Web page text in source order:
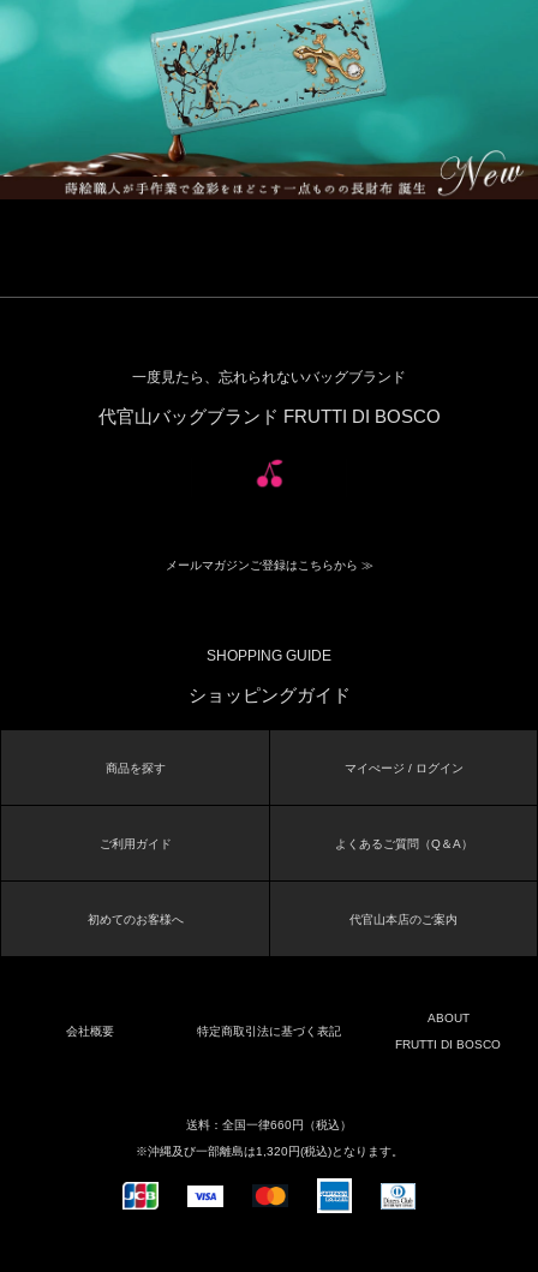
一度見たら、忘れられないバッグブランド
代官山バッグブランド FRUTTI DI BOSCO
メールマガジンご登録はこちらから ≫
SHOPPING GUIDE
ショッピングガイド
商品を探す マイぺージ / ログイン
ご利用ガイド よくあるご質問（Q＆A）
初めてのお客様へ 代官山本店のご案内
会社概要 特定商取引法に基づく表記
ABOUT
FRUTTI DI BOSCO
送料：全国一律660円（税込）
※沖縄及び一部離島は1,320円(税込)となります。